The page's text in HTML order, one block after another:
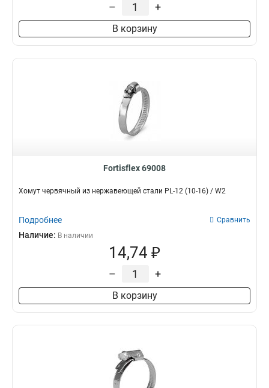
– +
В корзину
Fortisflex 69008
Хомут червячный из нержавеющей стали PL-12 (10-16) / W2
Подробнее Сравнить
Наличие: В наличии
14,74 ₽
– +
В корзину